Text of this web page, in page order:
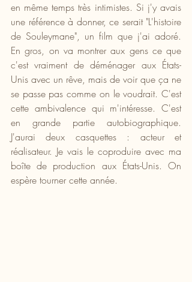
en même temps très intimistes. Si j'y avais
une référence à donner, ce serait "L'histoire
de Souleymane", un film que j'ai adoré.
En gros, on va montrer aux gens ce que
c'est vraiment de déménager aux États-
Unis avec un rêve, mais de voir que ça ne
se passe pas comme on le voudrait. C'est
cette ambivalence qui m'intéresse. C'est
en grande partie autobiographique.
J'aurai deux casquettes : acteur et
réalisateur. Je vais le coproduire avec ma
boîte de production aux États-Unis. On
espère tourner cette année.